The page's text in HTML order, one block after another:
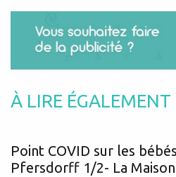
À LIRE ÉGALEMENT
Point COVID sur les
Pfersdorff 1/2- La